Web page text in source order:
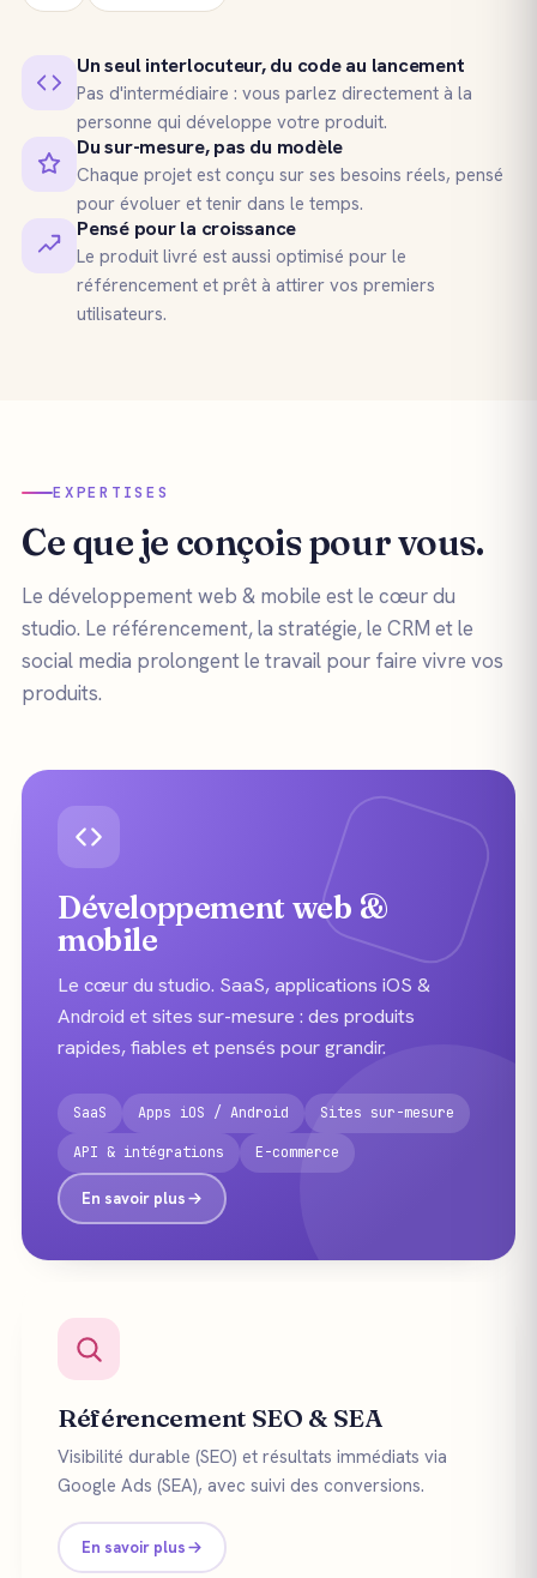
Un seul interlocuteur, du code au lancement
Pas d'intermédiaire : vous parlez directement à la
personne qui développe votre produit.
Du sur-mesure, pas du modèle
Chaque projet est conçu sur ses besoins réels, pensé
pour évoluer et tenir dans le temps.
Pensé pour la croissance
Le produit livré est aussi optimisé pour le
référencement et prêt à attirer vos premiers
utilisateurs.
EXPERTISES
Ce que je conçois pour vous.
Le développement web & mobile est le cœur du
studio. Le référencement, la stratégie, le CRM et le
social media prolongent le travail pour faire vivre vos
produits.
Développement web &
mobile
Le cœur du studio. SaaS, applications iOS &
Android et sites sur-mesure : des produits
rapides, fiables et pensés pour grandir.
SaaS Apps iOS / Android Sites sur-mesure
API & intégrations E-commerce
En savoir plus
Référencement SEO & SEA
Visibilité durable (SEO) et résultats immédiats via
Google Ads (SEA), avec suivi des conversions.
En savoir plus